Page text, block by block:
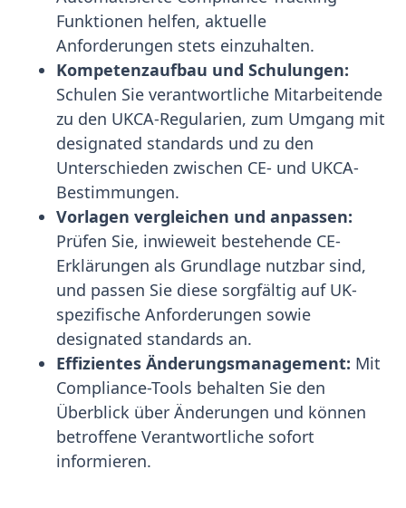
Funktionen helfen, aktuelle
Anforderungen stets einzuhalten.
Kompetenzaufbau und Schulungen:
Schulen Sie verantwortliche Mitarbeitende
zu den UKCA-Regularien, zum Umgang mit
designated standards und zu den
Unterschieden zwischen CE- und UKCA-
Bestimmungen.
Vorlagen vergleichen und anpassen:
Prüfen Sie, inwieweit bestehende CE-
Erklärungen als Grundlage nutzbar sind,
und passen Sie diese sorgfältig auf UK-
spezifische Anforderungen sowie
designated standards an.
Effizientes Änderungsmanagement: Mit
Compliance-Tools behalten Sie den
Überblick über Änderungen und können
betroffene Verantwortliche sofort
informieren.